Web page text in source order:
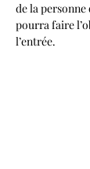
de la personne
pourra faire
l’entrée.